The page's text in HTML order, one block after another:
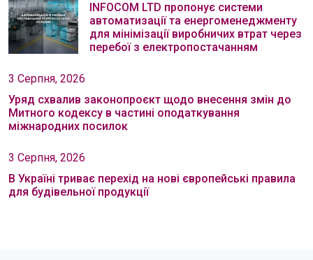
INFOCOM LTD пропонує системи
автоматизації та енергоменеджменту
для мінімізації виробничих втрат через
перебої з електропостачанням
3 Серпня, 2026
Уряд схвалив законопроєкт щодо внесення змін до
Митного кодексу в частині оподаткування
міжнародних посилок
3 Серпня, 2026
В Україні триває перехід на нові європейські правила
для будівельної продукції